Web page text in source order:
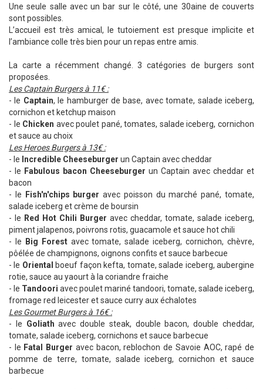
Une seule salle avec un bar sur le côté, une 30aine de couverts
sont possibles.
L’accueil est très amical, le tutoiement est presque implicite et
l’ambiance colle très bien pour un repas entre amis.
La carte a récemment changé. 3 catégories de burgers sont
proposées.
Les Captain Burgers à 11€ :
- le Captain, le hamburger de base, avec tomate, salade iceberg,
cornichon et ketchup maison
- le Chicken avec poulet pané, tomates, salade iceberg, cornichon
et sauce au choix
Les Heroes Burgers à 13€ :
- le Incredible Cheeseburger un Captain avec cheddar
- le Fabulous bacon Cheeseburger un Captain avec cheddar et
bacon
- le
Fish'n'chips burger avec poisson du marché pané, tomate,
salade iceberg et crème de boursin
- le Red Hot Chili Burger avec cheddar, tomate, salade iceberg,
piment jalapenos, poivrons rotis, guacamole et sauce hot chili
- le
Big Forestavec tomate, salade iceberg, cornichon, chèvre,
pôélée de champignons, oignons confits et sauce barbecue
- le Oriental
boeuf façon kefta, tomate, salade iceberg, aubergine
rotie, sauce au yaourt à la coriandre fraiche
- le Tandoori avec poulet mariné tandoori, tomate, salade iceberg,
fromage red leicester et sauce curry aux échalotes
Les Gourmet Burgers à 16€ :
- le Goliath avec double steak, double bacon, double cheddar,
tomate, salade iceberg, cornichons et sauce barbecue
- le Fatal Burger avec bacon, reblochon de Savoie AOC, rapé de
pomme de terre, tomate, salade iceberg, cornichon et sauce
barbecue